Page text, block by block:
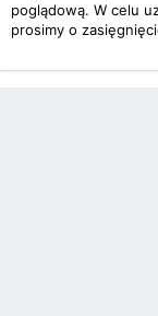
poglądową. W celu
prosimy o